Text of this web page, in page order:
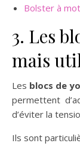
Bolster à
3. Les
mais
Les blocs de
permettent
d’éviter la
Ils sont